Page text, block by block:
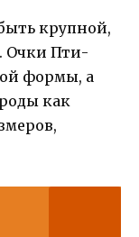
крупной,
Очки Пти-
формы, а
как